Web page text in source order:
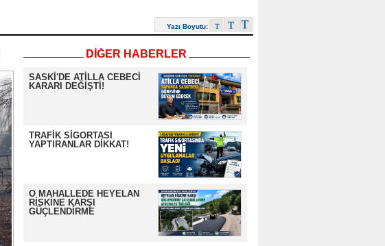
Yazı Boyutu:
DİĞER HABERLER
SASKİ'DE ATİLLA CEBECİ
KARARI DEĞİŞTİ!
TRAFİK SİGORTASI
YAPTIRANLAR DİKKAT!
O MAHALLEDE HEYELAN
RİSKİNE KARŞI
GÜÇLENDİRME